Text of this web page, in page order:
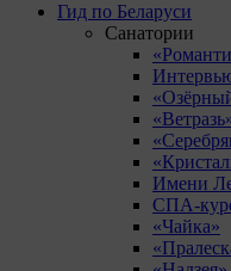
Гид по Беларуси
Санатории
Имени
СПА-
«Чайка»